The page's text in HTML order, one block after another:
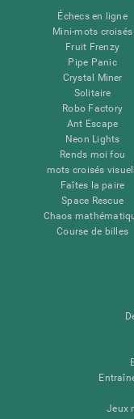
Échecs en ligne
Mini-mots croisés
Fruit Frenzy
Pipe Panic
Crystal Miner
Solitaire
Robo Factory
Ant Escape
Neon Lights
Rends moi fou
mots croisés
Faîtes la paire
Space Rescue
Chaos
Course de billes
Jeux